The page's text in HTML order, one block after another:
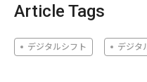
Article Tags
デジタルシフト デジタ